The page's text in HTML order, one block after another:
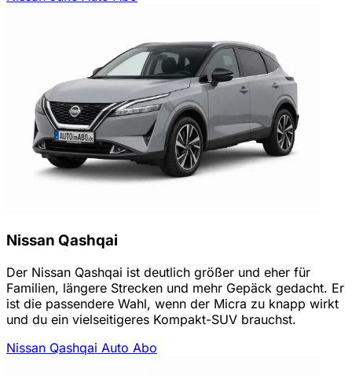
Nissan Qashqai
Der Nissan Qashqai ist deutlich größer und eher für
Familien, längere Strecken und mehr Gepäck gedacht. Er
ist die passendere Wahl, wenn der Micra zu knapp wirkt
und du ein vielseitigeres Kompakt-SUV brauchst.
Nissan Qashqai Auto Abo